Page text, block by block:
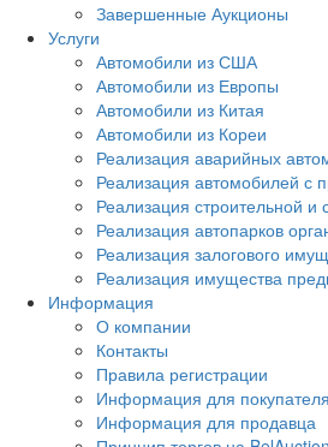
Завершенные Аукционы
Услуги
Автомобили из США
Автомобили из Европы
Автомобили из Китая
Автомобили из Кореи
Реализация аварийных
Реализация автомобилей с
Реализация строительной и
Реализация автопарков
Реализация залогового
Реализация имущества
Информация
О компании
Контакты
Правила регистрации
Информация для покупателя
Информация для продавца